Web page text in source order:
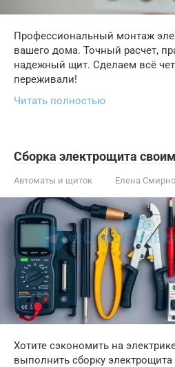
Профессиональный монтаж
вашего дома. Точный расчет,
надежный щит. Сделаем всё
переживали!
Читать полностью
Сборка электрощита
Автоматы и щиток Елена
Хотите сэкономить на
выполнить сборку